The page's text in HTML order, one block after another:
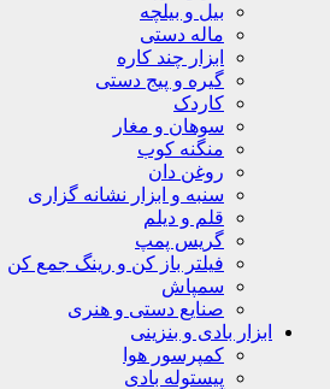
بیل و بیلچه
ماله دستی
ابزار چند کاره
گیره و پیج دستی
کاردک
سوهان و مغار
منگنه کوب
روغن دان
سنبه و ابزار نشانه گزاری
قلم و دیلم
گریس پمپ
فیلتر باز کن و رینگ جمع کن
سمپاش
صنایع دستی و هنری
ابزار بادی و بنزینی
کمپرسور هوا
پیستوله بادی